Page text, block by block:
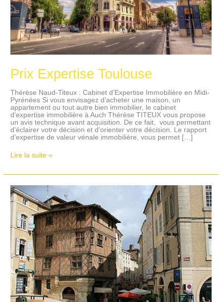
Prix Expertise Toulouse
Thérèse Naud-Titeux : Cabinet d’Expertise Immobilière en Midi-
Pyrénées Si vous envisagez d’acheter une maison, un
appartement ou tout autre bien immobilier, le cabinet
d’expertise immobilière à Auch Thérèse TITEUX vous propose
un avis technique avant acquisition. De ce fait, vous permettant
d’éclairer votre décision et d’orienter votre décision. Le rapport
d’expertise de valeur vénale immobilière, vous permet […]
Lire la suite »
Prix
Expertise
à
Auch